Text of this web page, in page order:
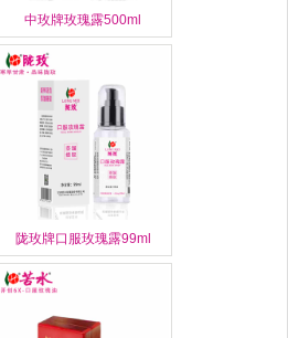
中玫牌玫瑰露500ml
陇玫牌口服玫瑰露99ml